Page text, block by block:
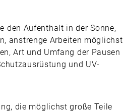
den Aufenthalt in der Sonne,
anstrenge Arbeiten möglichst
Art und Umfang der Pausen
und UV-
die möglichst große Teile